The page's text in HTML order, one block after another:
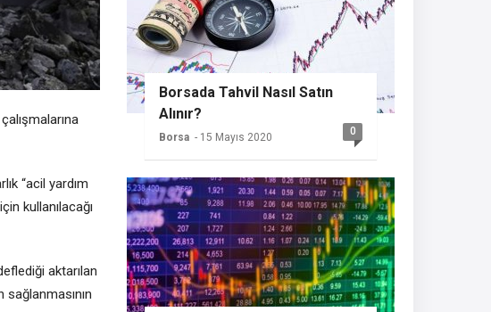
“acil yardım
kullanılacağı
aktarılan
Borsada Tahvil Nasıl Satın
Alınır?
Borsa - 15 Mayıs 2020 0